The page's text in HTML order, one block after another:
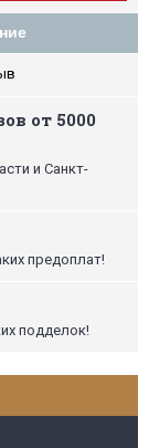
от 5000
и Санкт-
предоплат!
подделок!